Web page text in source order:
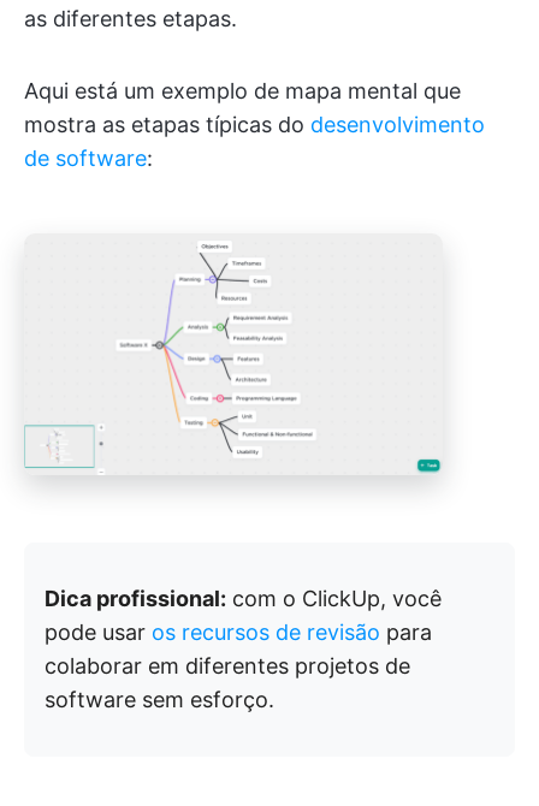
as diferentes etapas.
Aqui está um exemplo de mapa mental que
mostra as etapas típicas do desenvolvimento
de software:
Dica profissional: com o ClickUp, você
pode usar os recursos de revisão para
colaborar em diferentes projetos de
software sem esforço.